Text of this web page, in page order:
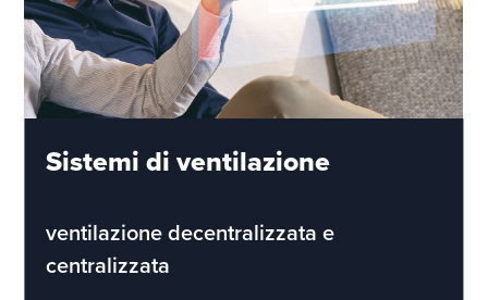
Sistemi di ventilazione
ventilazione decentralizzata e
centralizzata